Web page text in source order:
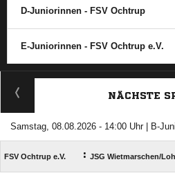
D-Juniorinnen - FSV Ochtrup
E-Juniorinnen - FSV Ochtrup e.V.
ANZEIGE
NÄCHSTE
Samstag, 08.08.2026 - 14:00 Uhr | B-
FSV Ochtrup e.V. : JSG Wietmarschen/​